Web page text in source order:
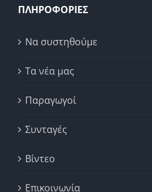
ΠΛΗΡΟΦΟΡΙΕΣ
Να συστηθούμε
Τα νέα μας
Παραγωγοί
Συνταγές
Βίντεο
Επικοινωνία